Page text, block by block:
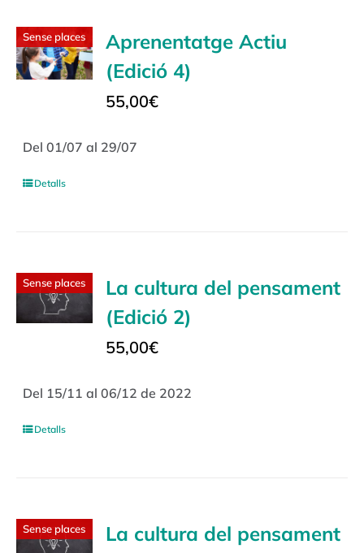
Sense places
Aprenentatge Actiu
(Edició 4)
55,00€
Del 01/07 al 29/07
Detalls
Sense places
La cultura del pensament
(Edició 2)
55,00€
Del 15/11 al 06/12 de 2022
Detalls
Sense places
La cultura del pensament